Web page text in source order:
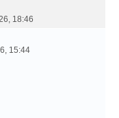
18:46
15:44